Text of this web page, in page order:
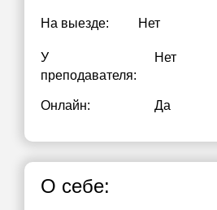
На выезде: Нет
У
преподавателя:
Нет
Онлайн: Да
О себе: